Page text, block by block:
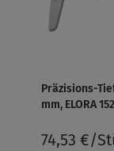
Präzisions-
mm, ELORA
74,53 €/